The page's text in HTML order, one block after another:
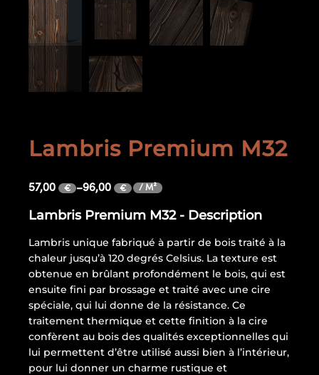
Lambris Premium M32
57,00 € –96,00 € / M²
Lambris Premium M32 - Description
Lambris unique fabriqué à partir de bois traité à la
chaleur jusqu’à 120 degrés Celsius. La texture est
obtenue en brûlant profondément le bois, qui est
ensuite fini par brossage et traité avec une cire
spéciale, qui lui donne de la résistance. Ce
traitement thermique et cette finition à la cire
confèrent au bois des qualités exceptionnelles qui
lui permettent d’être utilisé aussi bien à l’intérieur,
pour lui donner un charme rustique et